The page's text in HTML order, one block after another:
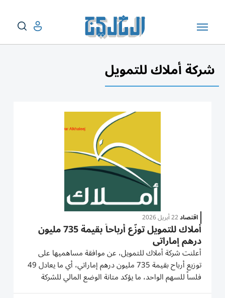
شركة أملاك للتمويل
اقتصاد22 أبريل 2026
أملاك للتمويل توزّع أرباحاً بقيمة 735 مليون
درهم إماراتي
أعلنت شركة أملاك للتمويل، عن موافقة مساهميها على
توزيع أرباح بقيمة 735 مليون درهم إماراتي، أي ما يعادل 49
فلساً للسهم الواحد، ما يؤكد متانة الوضع المالي للشركة
والتزامها المستمر بتحقيق القيمة للمساهمين. وتبلغ القيمة